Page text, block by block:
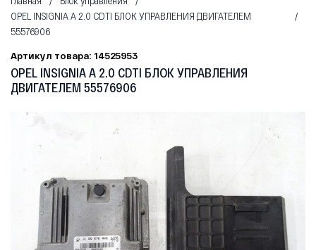
OPEL INSIGNIA A 2.0 CDTI БЛОК УПРАВЛЕНИЯ ДВИГАТЕЛЕМ
55576906
Артикул товара: 14525953
OPEL INSIGNIA A 2.0 CDTI БЛОК УПРАВЛЕНИЯ
ДВИГАТЕЛЕМ 55576906